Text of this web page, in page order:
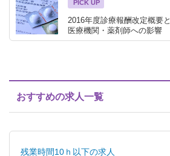
PICK UP
2016年度診療報酬改定概要と
医療機関・薬剤師への影響
おすすめの求人一覧
残業時間10ｈ以下の求人